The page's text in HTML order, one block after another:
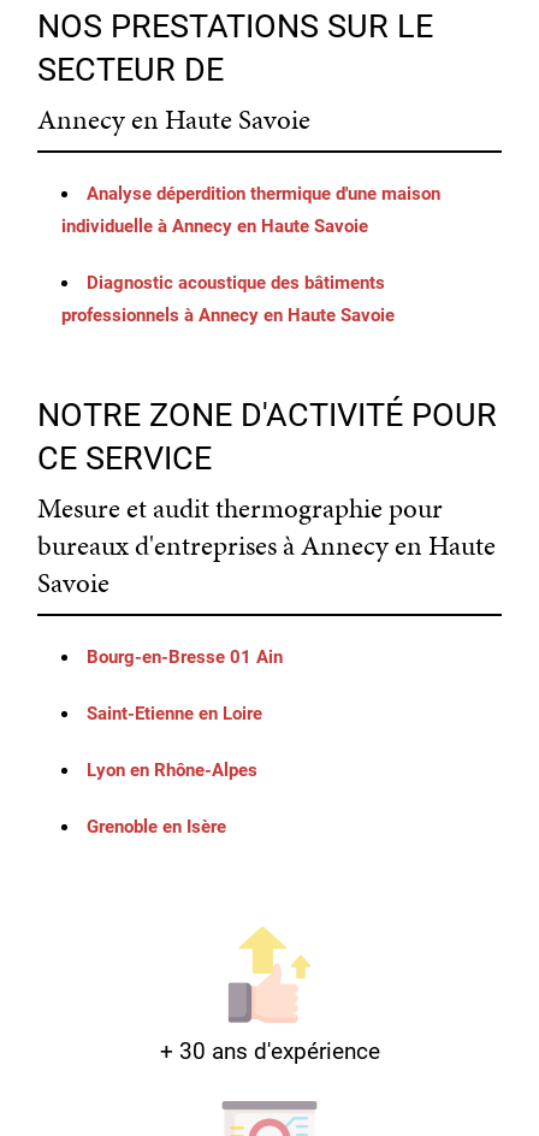
NOS PRESTATIONS SUR LE
SECTEUR DE
Annecy en Haute Savoie
Analyse déperdition thermique d'une maison
individuelle à Annecy en Haute Savoie
Diagnostic acoustique des bâtiments
professionnels à Annecy en Haute Savoie
NOTRE ZONE D'ACTIVITÉ POUR
CE SERVICE
Mesure et audit thermographie pour
bureaux d'entreprises à Annecy en Haute
Savoie
Bourg-en-Bresse 01 Ain
Saint-Etienne en Loire
Lyon en Rhône-Alpes
Grenoble en Isère
+ 30 ans d'expérience